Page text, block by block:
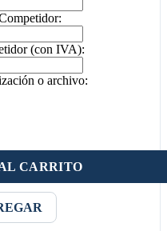
(con IVA):
o archivo:
CARRITO